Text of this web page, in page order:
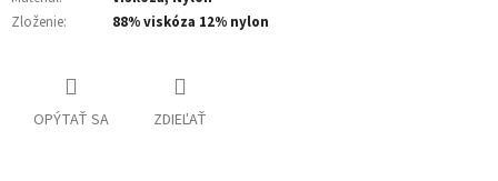
Zloženie: 88% viskóza 12% nylon
OPÝTAŤ SA ZDIEĽAŤ